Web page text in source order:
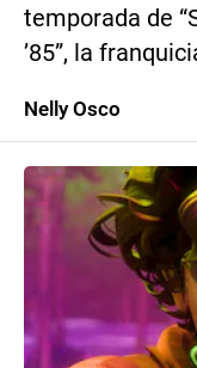
temporada de
’85”, la
Nelly Osco